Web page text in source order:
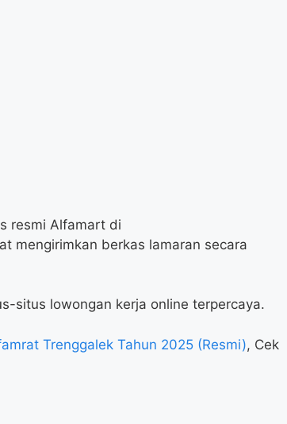
resmi Alfamart di
mengirimkan berkas lamaran secara
situs lowongan kerja online terpercaya.
Trenggalek Tahun 2025 (Resmi), Cek